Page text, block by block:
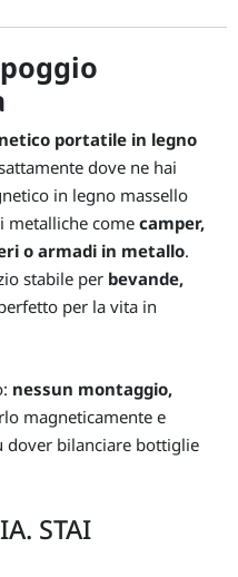
portatile in legno
dove ne hai
in legno massello
metalliche come camper,
o armadi in metallo.
stabile per bevande,
per la vita in
nessun montaggio,
magneticamente e
dover bilanciare bottiglie
STAI